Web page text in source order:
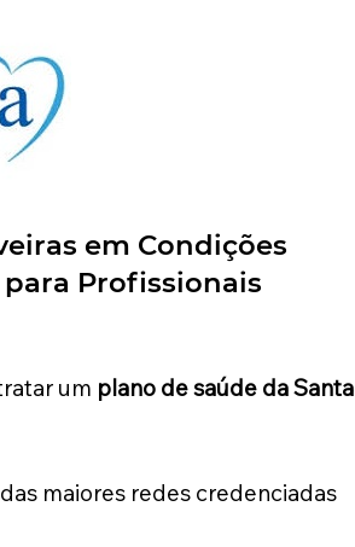
em Condições
Profissionais
um plano de saúde da Santa
maiores redes credenciadas